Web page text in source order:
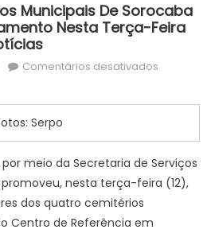
Municipais De Sorocaba
Nesta Terça-Feira
Comentários desativadosem
de
Serpo
meio da Secretaria de Serviços
nesta terça-feira (12),
dos quatro cemitérios
Centro de Referência em